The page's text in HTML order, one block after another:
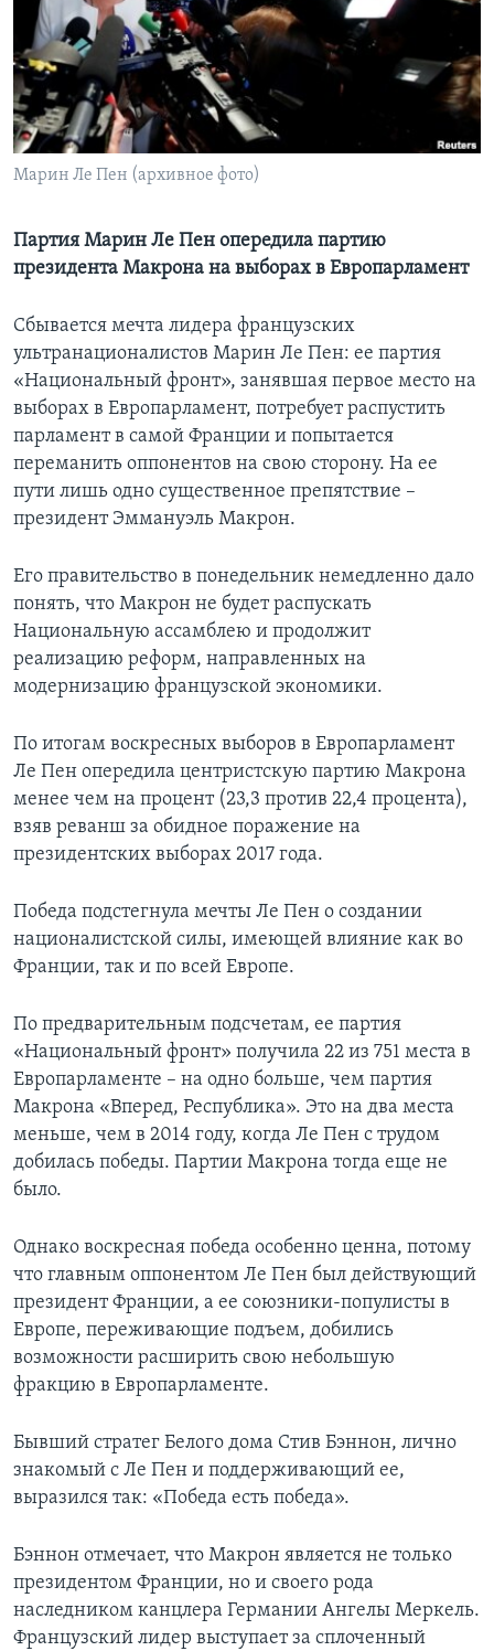
Learning English
СОЦИАЛЬНЫЕ СЕТИ
Марин Ле Пен (архивное фото)
Партия Марин Ле Пен опередила партию
президента Макрона на выборах в Европарламент
Сбывается мечта лидера французских
ультранационалистов Марин Ле Пен: ее партия
«Национальный фронт», занявшая первое место на
выборах в Европарламент, потребует распустить
парламент в самой Франции и попытается
переманить оппонентов на свою сторону. На ее
пути лишь одно существенное препятствие –
президент Эммануэль Макрон.
Его правительство в понедельник немедленно дало
понять, что Макрон не будет распускать
Национальную ассамблею и продолжит
реализацию реформ, направленных на
модернизацию французской экономики.
По итогам воскресных выборов в Европарламент
Ле Пен опередила центристскую партию Макрона
менее чем на процент (23,3 против 22,4 процента),
взяв реванш за обидное поражение на
президентских выборах 2017 года.
Победа подстегнула мечты Ле Пен о создании
националистской силы, имеющей влияние как во
Франции, так и по всей Европе.
По предварительным подсчетам, ее партия
«Национальный фронт» получила 22 из 751 места в
Европарламенте – на одно больше, чем партия
Макрона «Вперед, Республика». Это на два места
меньше, чем в 2014 году, когда Ле Пен с трудом
добилась победы. Партии Макрона тогда еще не
было.
Однако воскресная победа особенно ценна, потому
что главным оппонентом Ле Пен был действующий
президент Франции, а ее союзники-популисты в
Европе, переживающие подъем, добились
возможности расширить свою небольшую
фракцию в Европарламенте.
Бывший стратег Белого дома Стив Бэннон, лично
знакомый с Ле Пен и поддерживающий ее,
выразился так: «Победа есть победа».
Бэннон отмечает, что Макрон является не только
президентом Франции, но и своего рода
наследником канцлера Германии Ангелы Меркель.
Французский лидер выступает за сплоченный